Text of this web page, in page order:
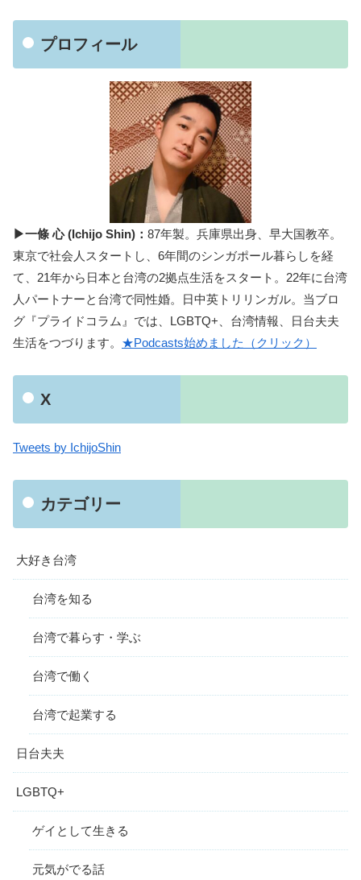
プロフィール
▶一條 心 (Ichijo Shin)： 87年製。兵庫県出身、早大国教卒。
東京で社会人スタートし、6年間のシンガポール暮らしを経
て、21年から日本と台湾の2拠点生活をスタート。22年に台湾
人パートナーと台湾で同性婚。日中英トリリンガル。当ブロ
グ『プライドコラム』では、LGBTQ+、台湾情報、日台夫夫
生活をつづります。 ★Podcasts始めました（クリック）
X
Tweets by IchijoShin
カテゴリー
大好き台湾
台湾を知る
台湾で暮らす・学ぶ
台湾で働く
台湾で起業する
日台夫夫
LGBTQ+
ゲイとして生きる
元気がでる話